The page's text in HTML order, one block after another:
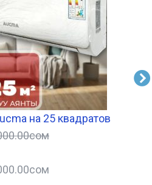
на 25 квадратов
сом
сом